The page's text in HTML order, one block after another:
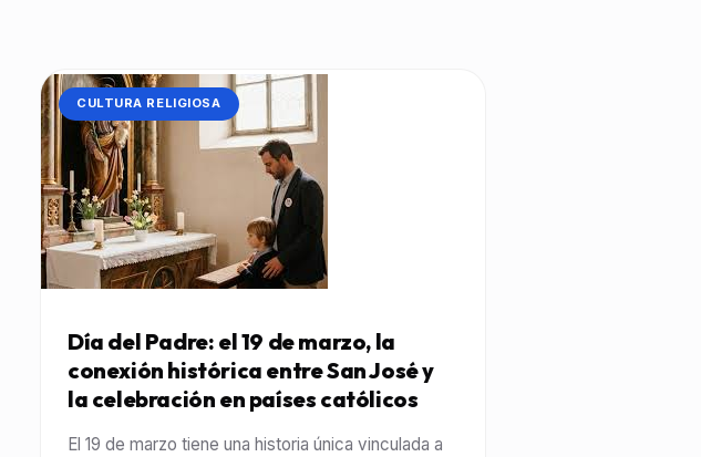
CATEGORÍA:
CULTURA RELIGIOSA
Día del Padre: el 19 de marzo, la
conexión histórica entre San José y
la celebración en países católicos
El 19 de marzo tiene una historia única vinculada a